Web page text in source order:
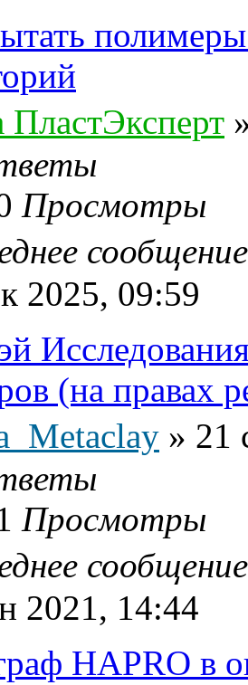
ПластЭксперт
Просмотры
2025, 09:59
(на правах
» 21
Просмотры
2021, 14:44
HAPRO в